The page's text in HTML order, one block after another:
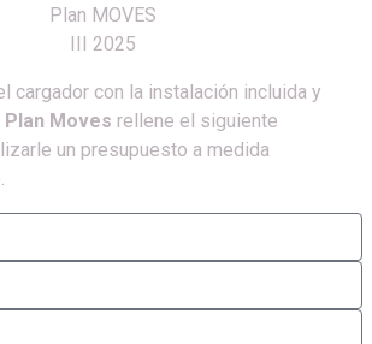
cargador con la instalación incluida y
Plan Moves rellene el siguiente
un presupuesto a medida